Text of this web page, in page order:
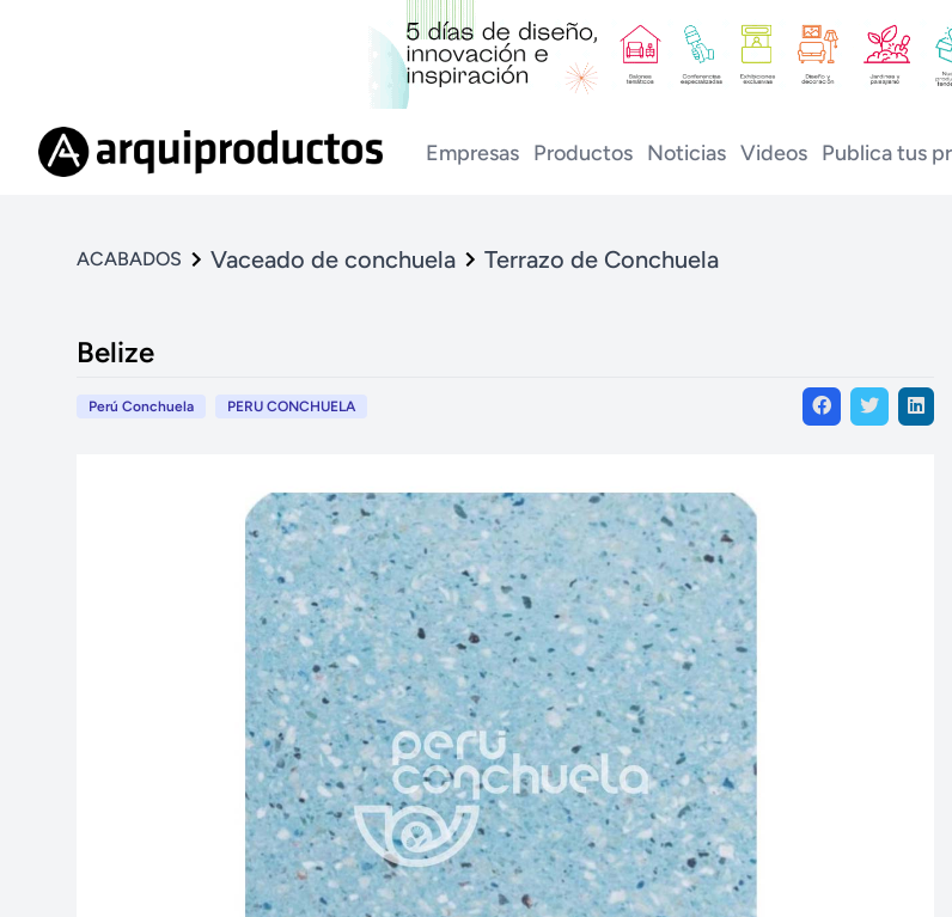
Empresas Productos Noticias Videos Publica tus
ACABADOS Vaceado de conchuela Terrazo de Conchuela
Belize
Perú Conchuela PERU CONCHUELA